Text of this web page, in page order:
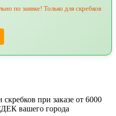
по заявке! Только для скребков
при заказе от 6000
вашего города